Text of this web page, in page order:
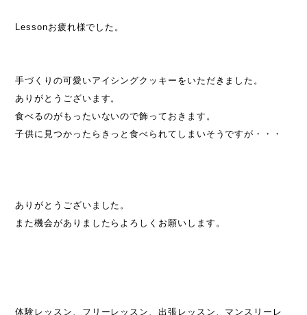
Lessonお疲れ様でした。
手づくりの可愛いアイシングクッキーをいただきました。
ありがとうございます。
食べるのがもったいないので飾っておきます。
子供に見つかったらきっと食べられてしまいそうですが・・・
ありがとうございました。
また機会がありましたらよろしくお願いします。
体験レッスン、フリーレッスン、出張レッスン、マンスリーレ